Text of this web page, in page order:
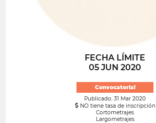
FECHA LÍMITE
05 JUN 2020
Convocatoria!
Publicado: 31 Mar 2020
NO tiene tasa de inscripción
Cortometrajes
Largometrajes